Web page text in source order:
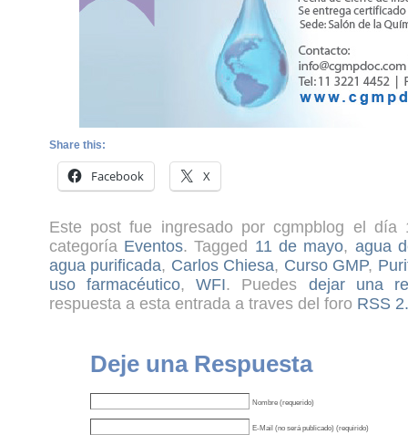
Share this:
Facebook X
Este post fue ingresado por cgmpblog el
categoría Eventos. Tagged 11 de mayo, agua
agua purificada, Carlos Chiesa, Curso GMP,
uso farmacéutico,WFI. Puedes dejar una
respuesta a esta entrada a traves del foro RSS
Deje una Respuesta
Nombre (requerido)
E-Mail (no será publicado) (requirido)